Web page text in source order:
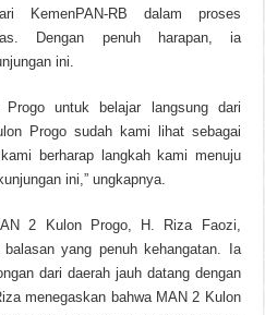
KemenPAN-RB dalam proses
Dengan penuh harapan, ia
ini.
untuk belajar langsung dari
Progo sudah kami lihat sebagai
berharap langkah kami menuju
ini,” ungkapnya.
2 Kulon Progo, H. Riza Faozi,
yang penuh kehangatan. Ia
dari daerah jauh datang dengan
menegaskan bahwa MAN 2 Kulon